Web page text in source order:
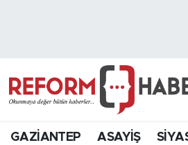
GAZİANTEP ASAYİŞ
Hava Durumu